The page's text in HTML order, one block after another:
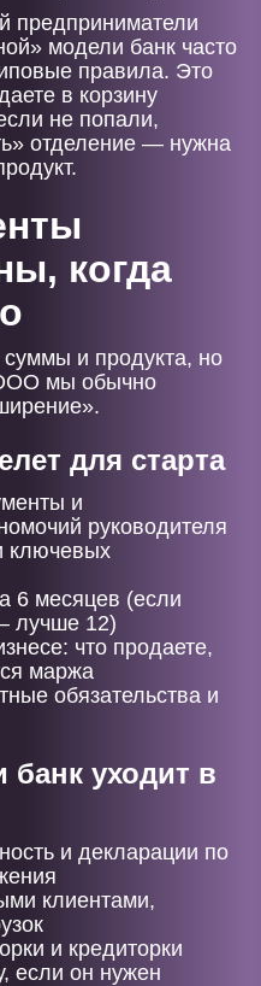
предприниматели
модели банк часто
правила. Это
в корзину
не попали,
отделение — нужна
когда
и продукта, но
мы обычно
для старта
и
руководителя
ключевых
6 месяцев (если
лучше 12)
что продаете,
маржа
обязательства и
банк уходит в
и декларации по
клиентами,
и кредиторки
если он нужен